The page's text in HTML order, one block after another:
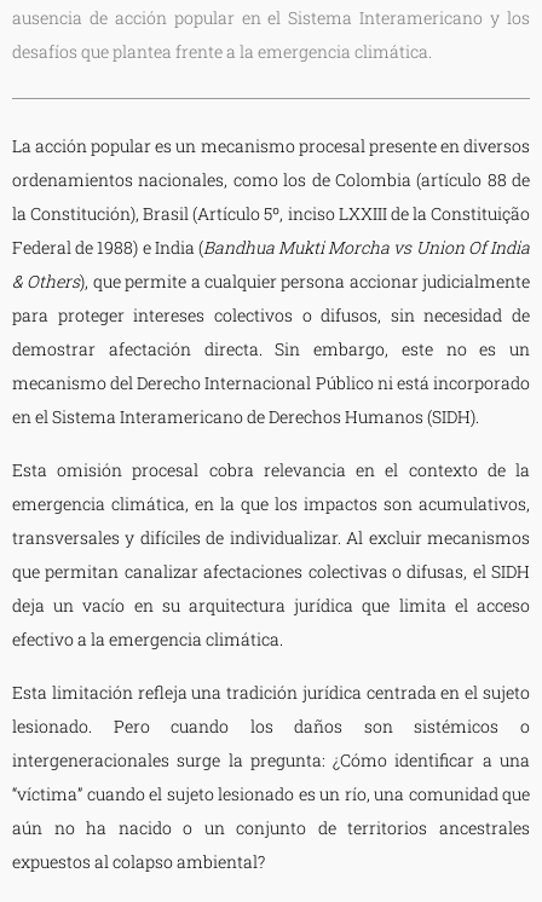
ausencia de acción popular en el Sistema Interamericano y los
desafíos que plantea frente a la emergencia climática.
La acción popular es un mecanismo procesal presente en diversos
ordenamientos nacionales, como los de Colombia (artículo 88 de
la Constitución), Brasil (Artículo 5º, inciso LXXIII de la Constituição
Federal de 1988) e India (Bandhua Mukti Morcha vs Union Of India
& Others), que permite a cualquier persona accionar judicialmente
para proteger intereses colectivos o difusos, sin necesidad de
demostrar afectación directa. Sin embargo, este no es un
mecanismo del Derecho Internacional Público ni está incorporado
en el Sistema Interamericano de Derechos Humanos (SIDH).
Esta omisión procesal cobra relevancia en el contexto de la
emergencia climática, en la que los impactos son acumulativos,
transversales y difíciles de individualizar. Al excluir mecanismos
que permitan canalizar afectaciones colectivas o difusas, el SIDH
deja un vacío en su arquitectura jurídica que limita el acceso
efectivo a la emergencia climática.
Esta limitación refleja una tradición jurídica centrada en el sujeto
lesionado. Pero cuando los daños son sistémicos o
intergeneracionales surge la pregunta: ¿Cómo identificar a una
“víctima” cuando el sujeto lesionado es un río, una comunidad que
aún no ha nacido o un conjunto de territorios ancestrales
expuestos al colapso ambiental?